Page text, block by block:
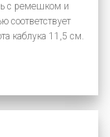
с ремешком и
соответствует
каблука 11,5 см.